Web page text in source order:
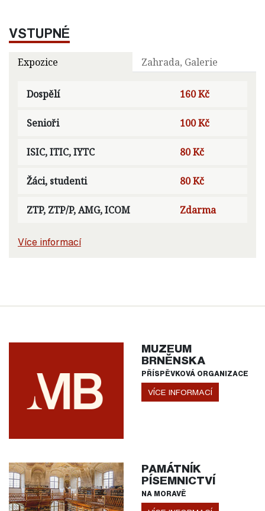
VSTUPNÉ
Expozice Zahrada, Galerie
Dospělí 160 Kč
Senioři 100 Kč
ISIC, ITIC, IYTC 80 Kč
Žáci, studenti 80 Kč
ZTP, ZTP/P, AMG, ICOM Zdarma
Více informací
MUZEUM
BRNĚNSKA
PŘÍSPĚVKOVÁ ORGANIZACE
VÍCE INFORMACÍ
PAMÁTNÍK
PÍSEMNICTVÍ
NA MORAVĚ